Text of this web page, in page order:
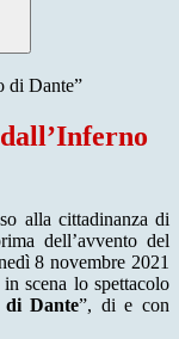
di Dante”
alla cittadinanza di
dell’avvento del
8 novembre 2021
scena lo spettacolo
di Dante”, di e con